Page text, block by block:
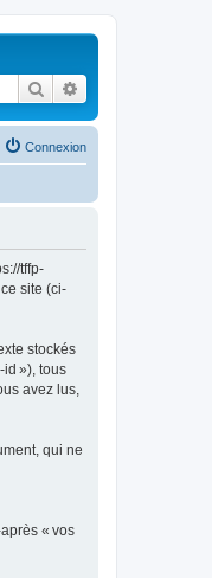
Rechercher
Connexion
tffp-
site (ci-
stockés
»), tous
avez lus,
qui ne
« vos